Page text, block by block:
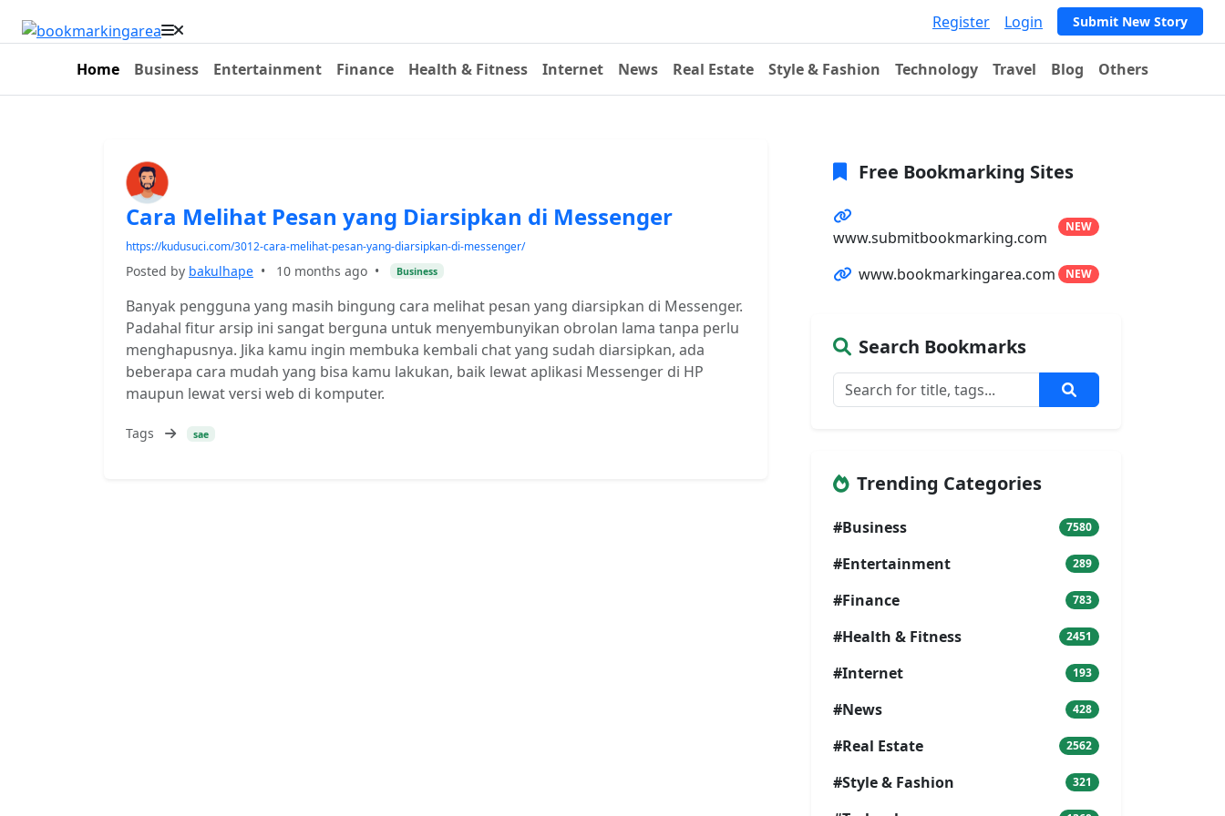
Register Login Submit New Story
Home Business Entertainment Finance Health & Fitness Internet News Real Estate Style & Fashion Technology Travel Blog Others
Cara Melihat Pesan yang Diarsipkan di Messenger
https://kudusuci.com/3012-cara-melihat-pesan-yang-diarsipkan-di-messenger/
Posted by bakulhape • 10 months ago • Business
Banyak pengguna yang masih bingung cara melihat pesan yang diarsipkan di Messenger.
Padahal fitur arsip ini sangat berguna untuk menyembunyikan obrolan lama tanpa perlu
menghapusnya. Jika kamu ingin membuka kembali chat yang sudah diarsipkan, ada
beberapa cara mudah yang bisa kamu lakukan, baik lewat aplikasi Messenger di HP
maupun lewat versi web di komputer.
Tags sae
Free Bookmarking Sites
www.submitbookmarking.com
NEW
www.bookmarkingarea.com NEW
Search Bookmarks
Trending Categories
#Business 7580
#Entertainment 289
#Finance 783
#Health & Fitness 2451
#Internet 193
#News 428
#Real Estate 2562
#Style & Fashion 321